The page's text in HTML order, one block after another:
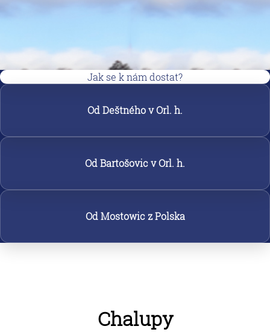
Jak se k nám dostat?
Od Deštného v Orl. h.
Od Bartošovic v Orl. h.
Od Mostowic z Polska
Chalupy